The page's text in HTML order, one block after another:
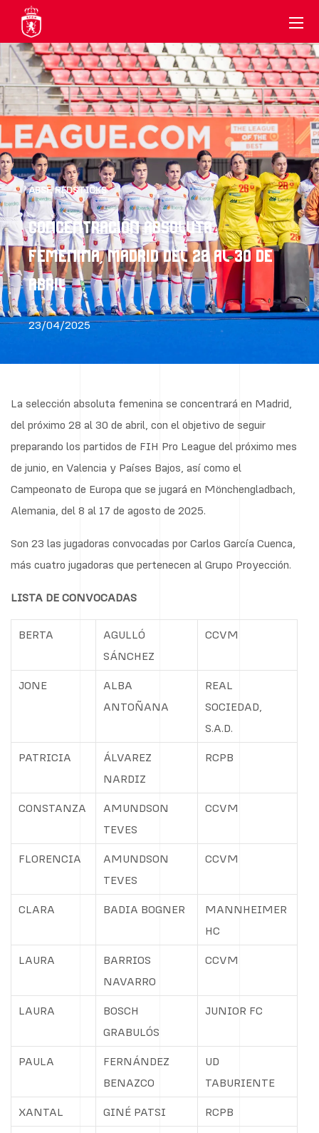
ABSF,REDSTICKS
CONCENTRACIÓN ABSOLUTA
FEMENINA, MADRID DEL 28 AL 30 DE
ABRIL
23/04/2025
La selección absoluta femenina se concentrará en Madrid,
del próximo 28 al 30 de abril, con el objetivo de seguir
preparando los partidos de FIH Pro League del próximo mes
de junio, en Valencia y Países Bajos, así como el
Campeonato de Europa que se jugará en Mönchengladbach,
Alemania, del 8 al 17 de agosto de 2025.
Son 23 las jugadoras convocadas por Carlos García Cuenca,
más cuatro jugadoras que pertenecen al Grupo Proyección.
LISTA DE CONVOCADAS
BERTA
AGULLÓ
SÁNCHEZ
CCVM
JONE
ALBA
ANTOÑANA
REAL
SOCIEDAD,
S.A.D.
PATRICIA
ÁLVAREZ
NARDIZ
RCPB
CONSTANZA
AMUNDSON
TEVES
CCVM
FLORENCIA
AMUNDSON
TEVES
CCVM
CLARA BADIA BOGNER
MANNHEIMER
HC
LAURA
BARRIOS
NAVARRO
CCVM
LAURA
BOSCH
GRABULÓS
JUNIOR FC
PAULA
FERNÁNDEZ
BENAZCO
UD
TABURIENTE
XANTAL GINÉ PATSI RCPB